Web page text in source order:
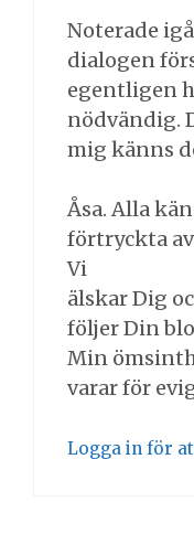
Noterade
dialogen
egentligen
nödvändig.
mig känns
Åsa. Alla
förtryckta
Vi
älskar Dig
följer Din
Min
varar för
Logga in för